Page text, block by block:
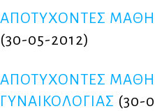
ΑΠΟΤΥΧΟΝΤΕΣ
(30-05-2012)
ΑΠΟΤΥΧΟΝΤΕΣ
ΓΥΝΑΙΚΟΛΟΓΙΑΣ (30-